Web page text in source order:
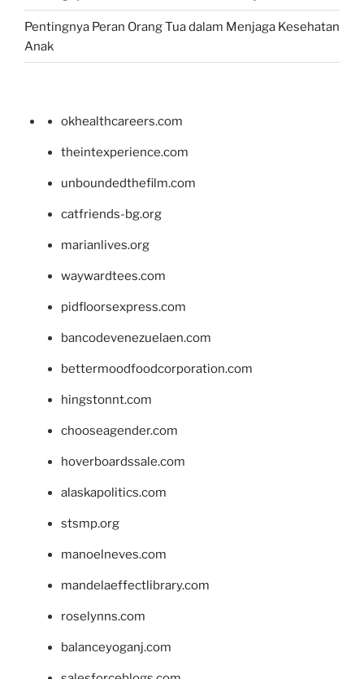
Pentingnya Peran Orang Tua dalam Menjaga Kesehatan
Anak
okhealthcareers.com
theintexperience.com
unboundedthefilm.com
catfriends-bg.org
marianlives.org
waywardtees.com
pidfloorsexpress.com
bancodevenezuelaen.com
bettermoodfoodcorporation.com
hingstonnt.com
chooseagender.com
hoverboardssale.com
alaskapolitics.com
stsmp.org
manoelneves.com
mandelaeffectlibrary.com
roselynns.com
balanceyoganj.com